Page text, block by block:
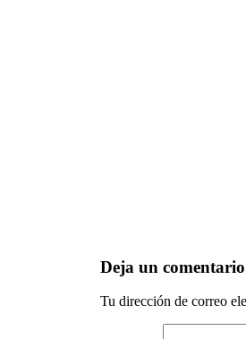
Deja un comentario
Tu dirección de correo